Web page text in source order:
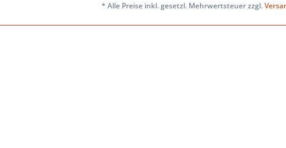
* Alle Preise inkl. gesetzl. Mehrwertsteuer zzgl.